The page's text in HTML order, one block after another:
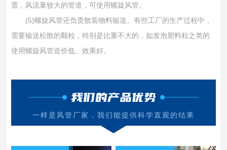
置，风流量较大的管道，可使用螺旋风管。
(5)螺旋风管还负责散装物料输送。有些工厂的生产过程中，
需要输送松散的颗粒，特别是比重不大的，如发泡塑料粒之类的
使用螺旋风管造价低、效果好。
我们的产品优势
一样是风管厂家，我们能提供科学直观的结果